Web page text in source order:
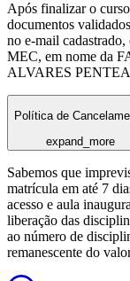
Após finalizar o
documentos
no e-mail
MEC, em nome da
ALVARES
Política de
expand_more
Sabemos que
matrícula em até 7
acesso e aula
liberação das
ao número de
remanescente do